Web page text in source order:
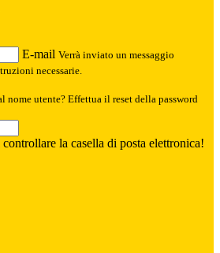
E-mail Verrà inviato un messaggio
necessarie.
nome utente? Effettua il reset della password
la casella di posta elettronica!